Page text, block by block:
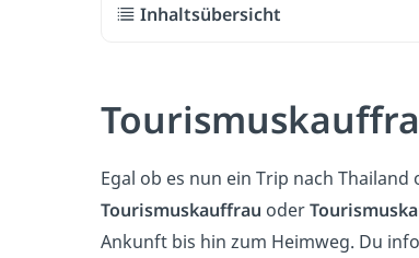
Inhaltsübersicht
Egal ob es nun ein Trip nach
Tourismuskauffrau oder
Ankunft bis hin zum Heimweg. Du